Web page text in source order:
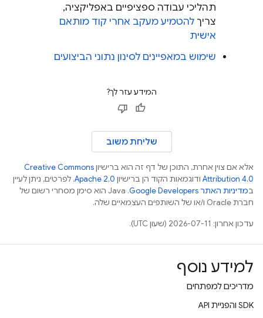
תהליכי עבודה ספציפיים באפליקציה,
צריך להטמיע מעקב אחרי קוד מותאם
אישית
שימוש במאפיינים לסינון נתוני הביצועים
המידע עזר לך?
שליחת משוב
אלא אם צוין אחרת, התוכן של דף זה הוא ברישיוןCreative Commons
Attribution 4.0 ודוגמאות הקוד הן ברישיון Apache 2.0. לפרטים, ניתן לעיין
במדיניות האתר Google Developers‏
.‏ Java הוא סימן מסחרי רשום של
חברת Oracle ו/או של השותפים העצמאיים שלה.
עדכון אחרון: 2026-07-11 (שעון UTC).
למידע נוסף
מדריכים למפתחים
‫SDK והפניית API